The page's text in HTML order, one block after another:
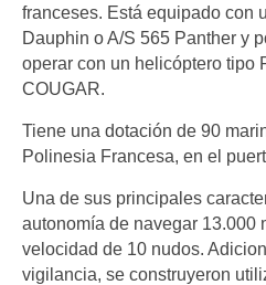
franceses. Está equipado con
Dauphin o A/S 565 Panther y
operar con un helicóptero tipo
COUGAR.
Tiene una dotación de 90
Polinesia Francesa, en el
Una de sus principales
autonomía de navegar 13.000
velocidad de 10 nudos.
vigilancia, se construyeron